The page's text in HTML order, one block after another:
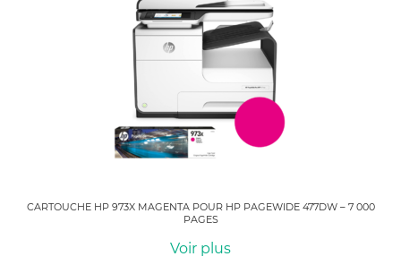
CARTOUCHE HP 973X MAGENTA POUR HP PAGEWIDE 477DW – 7 000
PAGES
Voir plus